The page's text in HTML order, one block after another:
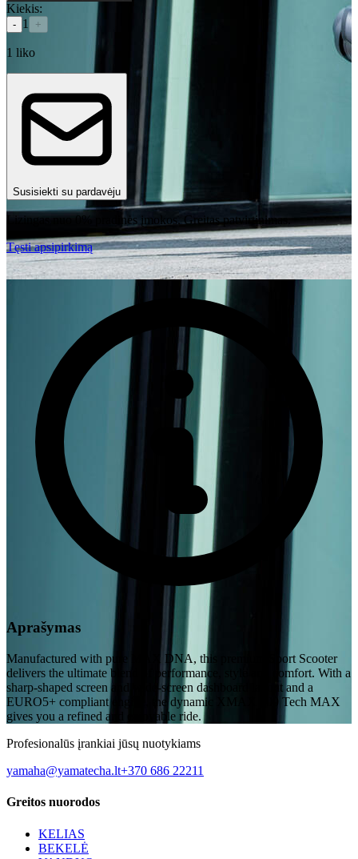
Kiekis:
- 1 +
1 liko
Susisiekti su pardavėju
Lizingas nuo 0% pradinės įmokos. Greitas patvirtinimas.
Tęsti apsipirkimą
Aprašymas
Manufactured with pure MAX DNA, this premium Sport Scooter
delivers the ultimate blend of performance, style and comfort. With a
sharp-shaped screen and wide-screen dashboard layout and a
EURO5+ compliant engine, the dynamic XMAX 300 Tech MAX
gives you a refined and enjoyable ride.
Profesionalūs įrankiai jūsų nuotykiams
yamaha@yamatecha.lt+370 686 22211
Greitos nuorodos
KELIAS
BEKELĖ